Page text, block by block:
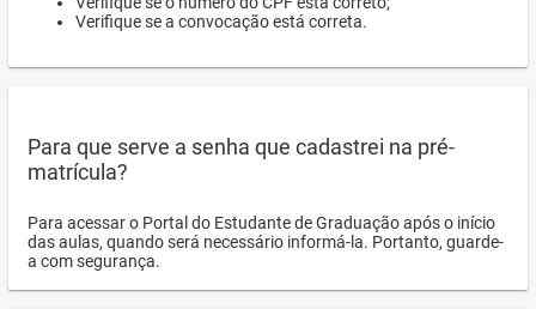
Verifique se a convocação está correta.
Para que serve a senha que cadastrei na pré-
matrícula?
Para acessar o Portal do Estudante de Graduação após o início
das aulas, quando será necessário informá-la. Portanto, guarde-
a com segurança.